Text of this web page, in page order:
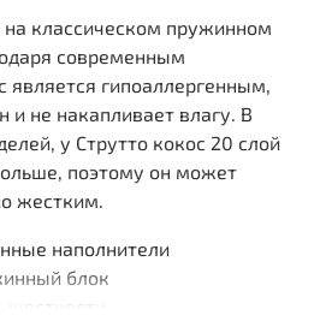
на классическом пружинном
современным
гипоаллергенным,
и не накапливает влагу. В
у Струтто кокос 20 слой
поэтому он может
жестким.
наполнители
блок